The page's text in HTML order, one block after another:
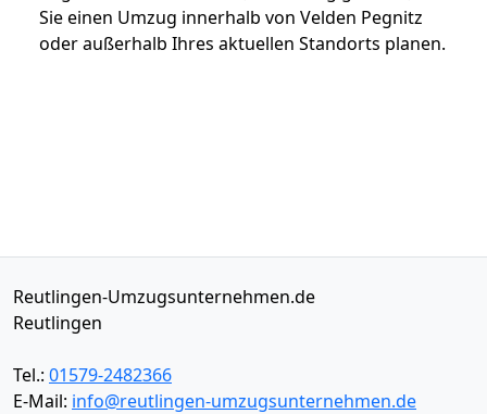
Sie einen Umzug innerhalb von Velden Pegnitz
oder außerhalb Ihres aktuellen Standorts planen.
Reutlingen-Umzugsunternehmen.de
Reutlingen
Tel.: 01579-2482366
E-Mail: info@reutlingen-umzugsunternehmen.de